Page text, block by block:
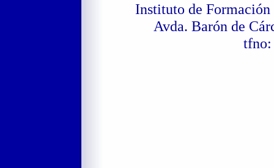
Instituto de Formación
Avda. Barón de
tfno: